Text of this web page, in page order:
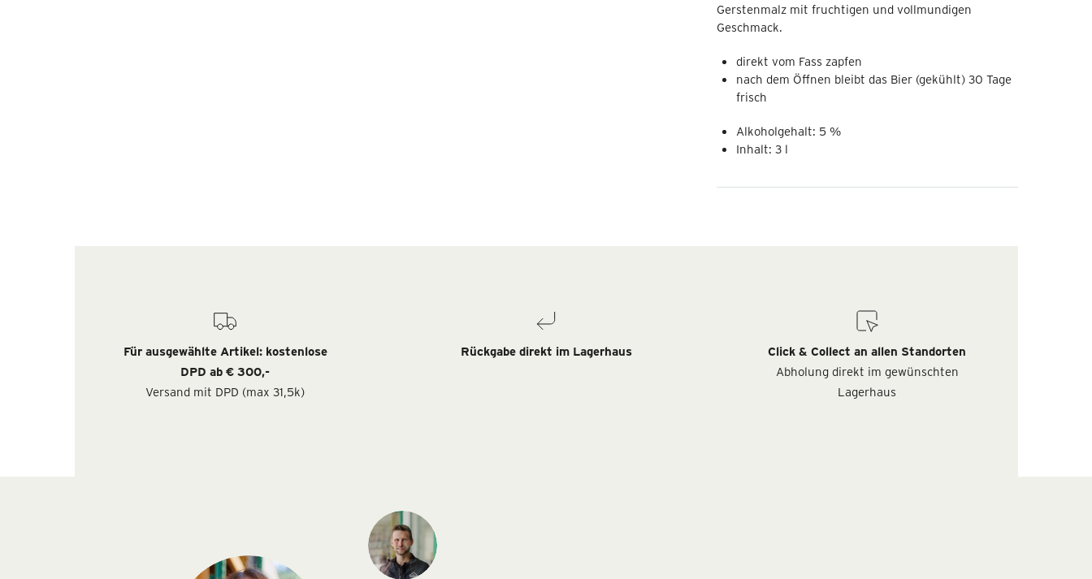
Gerstenmalz mit fruchtigen und vollmundigen
Geschmack.
direkt vom Fass zapfen
nach dem Öffnen bleibt das Bier (gekühlt) 30 Tage
frisch
Alkoholgehalt: 5 %
Inhalt: 3 l
Für ausgewählte Artikel: kostenlose
DPD ab € 300,-
Versand mit DPD (max 31,5k)
Rückgabe direkt im Lagerhaus
Click & Collect an allen Standorten
Abholung direkt im gewünschten
Lagerhaus